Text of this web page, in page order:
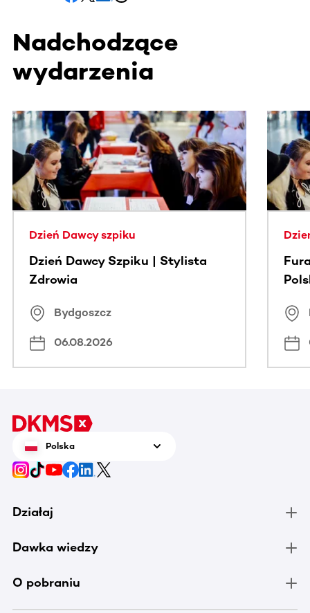
Nadchodzące
wydarzenia
Ta sekcja zawiera treści przewijane w poziomie. Użyj
Dzień Dawcy szpiku
Dzień Dawcy Szpiku | Stylista
Zdrowia
Bydgoszcz
06.08.2026
Polska
Działaj
Dawka wiedzy
O pobraniu